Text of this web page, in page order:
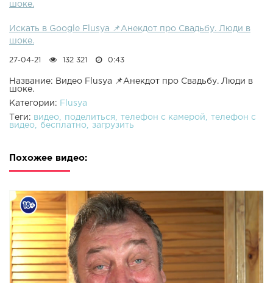
шоке.
Искать в Google Flusya 📌Анекдот про Свадьбу. Люди в
шоке.
27-04-21 132 321 0:43
Название: Видео Flusya 📌Анекдот про Свадьбу. Люди в
шоке.
Категории: Flusya
Теги: видео поделиться телефон с камерой
телефон с
видео
бесплатно загрузить
Похожее видео: